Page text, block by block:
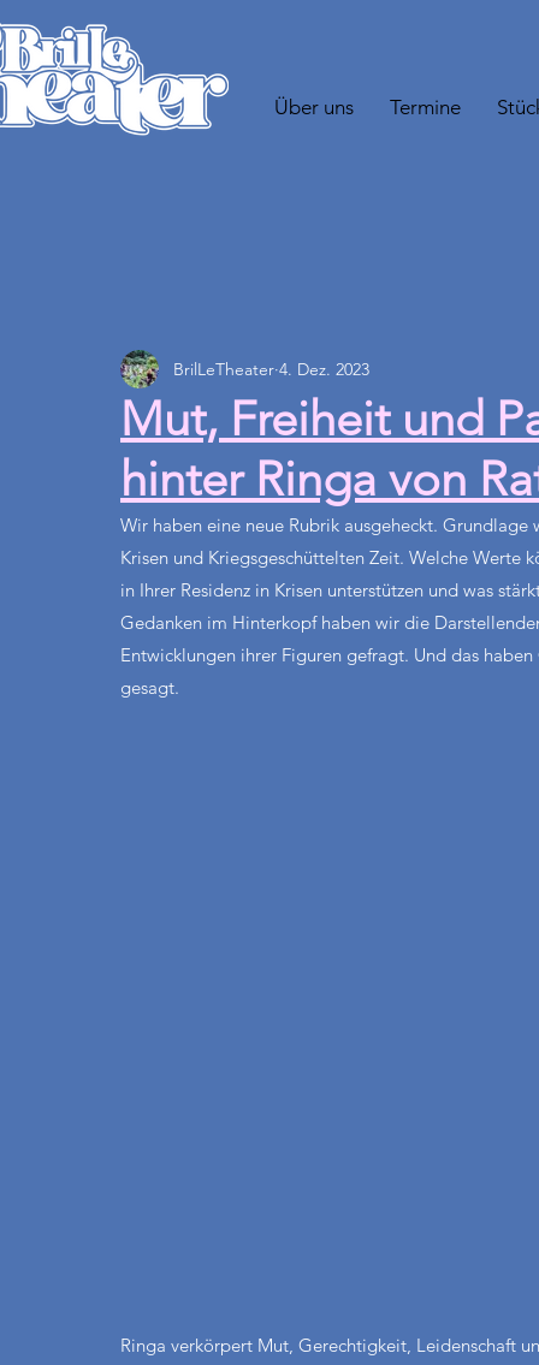
Über uns Termine
Mut, Freiheit und
hinter Ringa von
BrilLeTheater 4. Dez. 2023
Wir haben eine neue Rubrik ausgeheckt. Grundlage
Krisen und Kriegsgeschüttelten Zeit. Welche Werte
in Ihrer Residenz in Krisen unterstützen und was
Gedanken im Hinterkopf haben wir die
Entwicklungen ihrer Figuren gefragt. Und das
gesagt.
Ringa verkörpert Mut, Gerechtigkeit, Leidenschaft